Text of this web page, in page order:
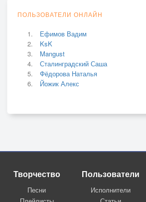
ПОЛЬЗОВАТЕЛИ ОНЛАЙН
Ефимов Вадим
KsK
Mangust
Сталинградский Саша
Фёдорова Наталья
Йожик Алекс
Творчество
Песни
Пользователи
Исполнители